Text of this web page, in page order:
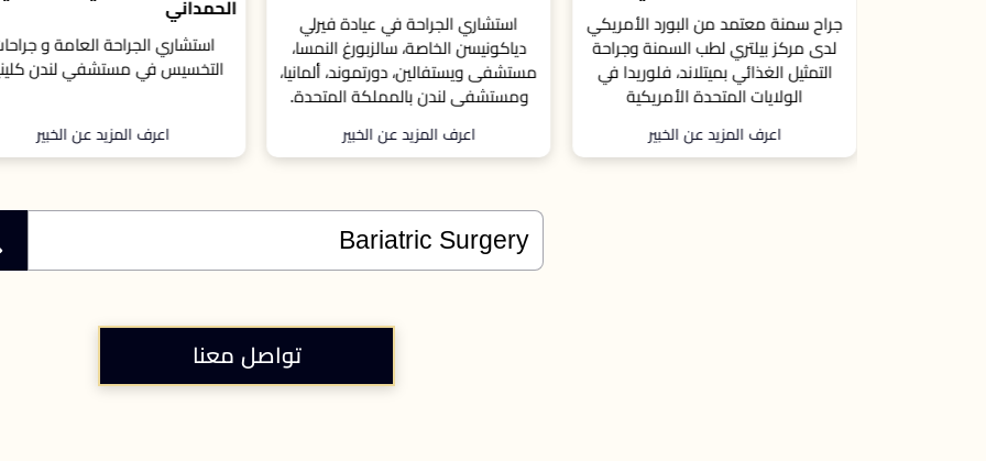
استشاري الجراحة في عيادة فيرلي
دياكونيسن الخاصة، سالزبورغ النمسا،
مستشفى ويستفالين، دورتموند، ألمانيا،
ومستشفى لندن بالمملكة المتحدة.
اعرف المزيد عن الخبير
استشاري الجراحة العامة و جراحات
التخسيس في مستشفي لندن كلينيك
اعرف المزيد عن الخبير
جراح السمنة والجراحة العامة في
دي إتش إم آر و مدرّس إكلينيكي
كلية الطب بجامعة ييل،
اعرف المزيد عن الخبير
تواصل معنا